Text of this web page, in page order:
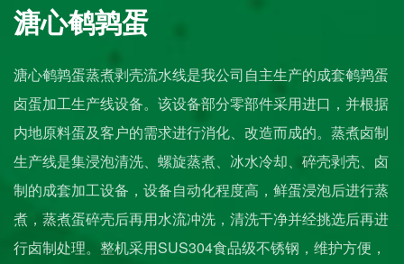
溏心鹌鹑蛋
溏心鹌鹑蛋蒸煮剥壳流水线是我公司自主生产的成套鹌鹑蛋
卤蛋加工生产线设备。该设备部分零部件采用进口，并根据
内地原料蛋及客户的需求进行消化、改造而成的。蒸煮卤制
生产线是集浸泡清洗、螺旋蒸煮、冰水冷却、碎壳剥壳、卤
制的成套加工设备，设备自动化程度高，鲜蛋浸泡后进行蒸
煮，蒸煮蛋碎壳后再用水流冲洗，清洗干净并经挑选后再进
行卤制处理。整机采用SUS304食品级不锈钢，维护方便，